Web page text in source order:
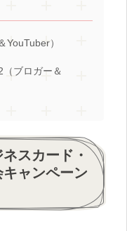
YouTuber）
ブロガー＆
スカード・
ャンペーン